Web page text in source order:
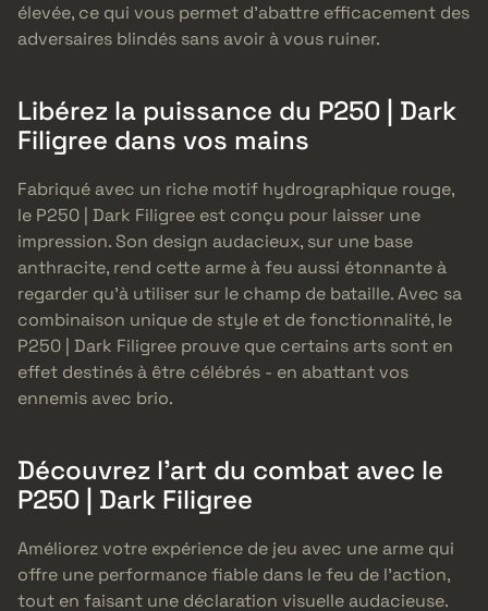
élevée, ce qui vous permet d’abattre efficacement des
adversaires blindés sans avoir à vous ruiner.
Libérez la puissance du P250 | Dark
Filigree dans vos mains
Fabriqué avec un riche motif hydrographique rouge,
le P250 | Dark Filigree est conçu pour laisser une
impression. Son design audacieux, sur une base
anthracite, rend cette arme à feu aussi étonnante à
regarder qu’à utiliser sur le champ de bataille. Avec sa
combinaison unique de style et de fonctionnalité, le
P250 | Dark Filigree prouve que certains arts sont en
effet destinés à être célébrés - en abattant vos
ennemis avec brio.
Découvrez l’art du combat avec le
P250 | Dark Filigree
Améliorez votre expérience de jeu avec une arme qui
offre une performance fiable dans le feu de l’action,
tout en faisant une déclaration visuelle audacieuse.